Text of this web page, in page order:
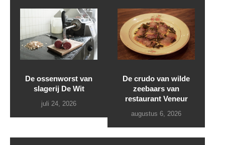
De ossenworst van
slagerij De Wit
juli 24, 2026
De crudo van wilde
zeebaars van
restaurant Veneur
augustus 6, 2026